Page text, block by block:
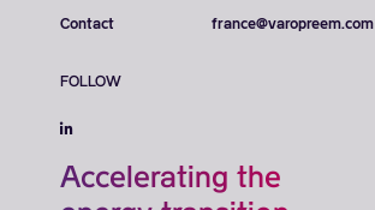
Contact france@varopreem.com
FOLLOW
Accelerating the